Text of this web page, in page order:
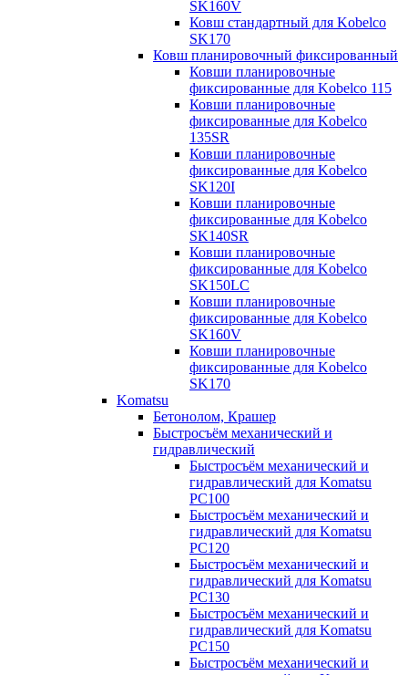
SK160V
Ковш стандартный для Kobelco
SK170
Ковш планировочный фиксированный
Ковши планировочные
фиксированные для Kobelco 115
Ковши планировочные
фиксированные для Kobelco
135SR
Ковши планировочные
фиксированные для Kobelco
SK120I
Ковши планировочные
фиксированные для Kobelco
SK140SR
Ковши планировочные
фиксированные для Kobelco
SK150LC
Ковши планировочные
фиксированные для Kobelco
SK160V
Ковши планировочные
фиксированные для Kobelco
SK170
Komatsu
Бетонолом, Крашер
Быстросъём механический и
гидравлический
Быстросъём механический и
гидравлический для Komatsu
PC100
Быстросъём механический и
гидравлический для Komatsu
PC120
Быстросъём механический и
гидравлический для Komatsu
PC130
Быстросъём механический и
гидравлический для Komatsu
PC150
Быстросъём механический и